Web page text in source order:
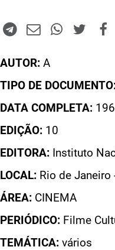
AUTOR: A
TIPO DE
DATA COMPLETA:
EDIÇÃO: 10
EDITORA: Instituto
LOCAL: Rio de Janeiro
ÁREA: CINEMA
PERIÓDICO: Filme
TEMÁTICA: vários